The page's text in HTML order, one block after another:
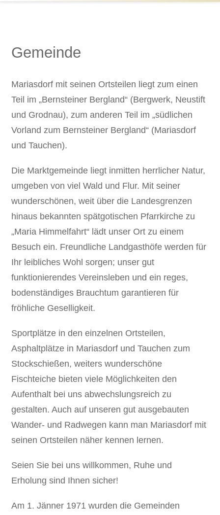
Gemeinde
Mariasdorf mit seinen Ortsteilen liegt zum einen
Teil im „Bernsteiner Bergland“ (Bergwerk, Neustift
und Grodnau), zum anderen Teil im „südlichen
Vorland zum Bernsteiner Bergland“ (Mariasdorf
und Tauchen).
Die Marktgemeinde liegt inmitten herrlicher Natur,
umgeben von viel Wald und Flur. Mit seiner
wunderschönen, weit über die Landesgrenzen
hinaus bekannten spätgotischen Pfarrkirche zu
„Maria Himmelfahrt“ lädt unser Ort zu einem
Besuch ein. Freundliche Landgasthöfe werden für
Ihr leibliches Wohl sorgen; unser gut
funktionierendes Vereinsleben und ein reges,
bodenständiges Brauchtum garantieren für
fröhliche Geselligkeit.
Sportplätze in den einzelnen Ortsteilen,
Asphaltplätze in Mariasdorf und Tauchen zum
Stockschießen, weiters wunderschöne
Fischteiche bieten viele Möglichkeiten den
Aufenthalt bei uns abwechslungsreich zu
gestalten. Auch auf unseren gut ausgebauten
Wander- und Radwegen kann man Mariasdorf mit
seinen Ortsteilen näher kennen lernen.
Seien Sie bei uns willkommen, Ruhe und
Erholung sind Ihnen sicher!
Am 1. Jänner 1971 wurden die Gemeinden